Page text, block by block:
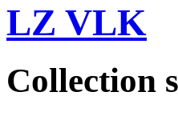
LZ VLK
Collection